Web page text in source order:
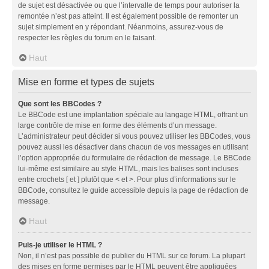
de sujet est désactivée ou que l’intervalle de temps pour autoriser la
remontée n’est pas atteint. Il est également possible de remonter un
sujet simplement en y répondant. Néanmoins, assurez-vous de
respecter les règles du forum en le faisant.
Haut
Mise en forme et types de sujets
Que sont les BBCodes ?
Le BBCode est une implantation spéciale au langage HTML, offrant un
large contrôle de mise en forme des éléments d’un message.
L’administrateur peut décider si vous pouvez utiliser les BBCodes, vous
pouvez aussi les désactiver dans chacun de vos messages en utilisant
l’option appropriée du formulaire de rédaction de message. Le BBCode
lui-même est similaire au style HTML, mais les balises sont incluses
entre crochets [ et ] plutôt que < et >. Pour plus d’informations sur le
BBCode, consultez le guide accessible depuis la page de rédaction de
message.
Haut
Puis-je utiliser le HTML ?
Non, il n’est pas possible de publier du HTML sur ce forum. La plupart
des mises en forme permises par le HTML peuvent être appliquées